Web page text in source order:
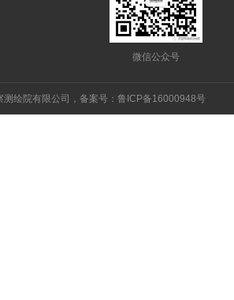
微信公众号
测绘院有限公司，备案号：鲁ICP备16000948号